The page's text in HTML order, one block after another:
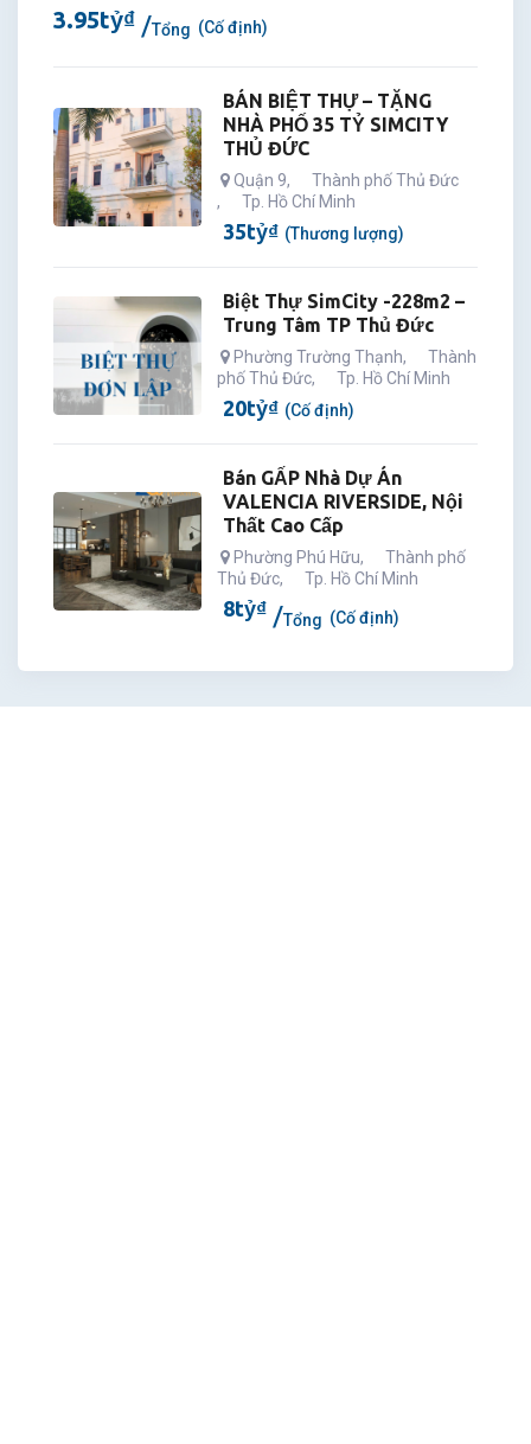
3.95tỷ₫ Tổng (Cố định)
BÁN BIỆT THỰ – TẶNG
NHÀ PHỐ 35 TỶ SIMCITY
THỦ ĐỨC
Quận 9,
Thành phố Thủ Đức
,
Tp. Hồ Chí Minh
35tỷ₫ (Thương lượng)
Biệt Thự SimCity -228m2 –
Trung Tâm TP Thủ Đức
Phường Trường Thạnh,
Thành
phố Thủ Đức, Tp. Hồ Chí Minh
20tỷ₫ (Cố định)
Bán GẤP Nhà Dự Án
VALENCIA RIVERSIDE, Nội
Thất Cao Cấp
Phường Phú Hữu,
Thành phố
Thủ Đức, Tp. Hồ Chí Minh
8tỷ₫ Tổng (Cố định)